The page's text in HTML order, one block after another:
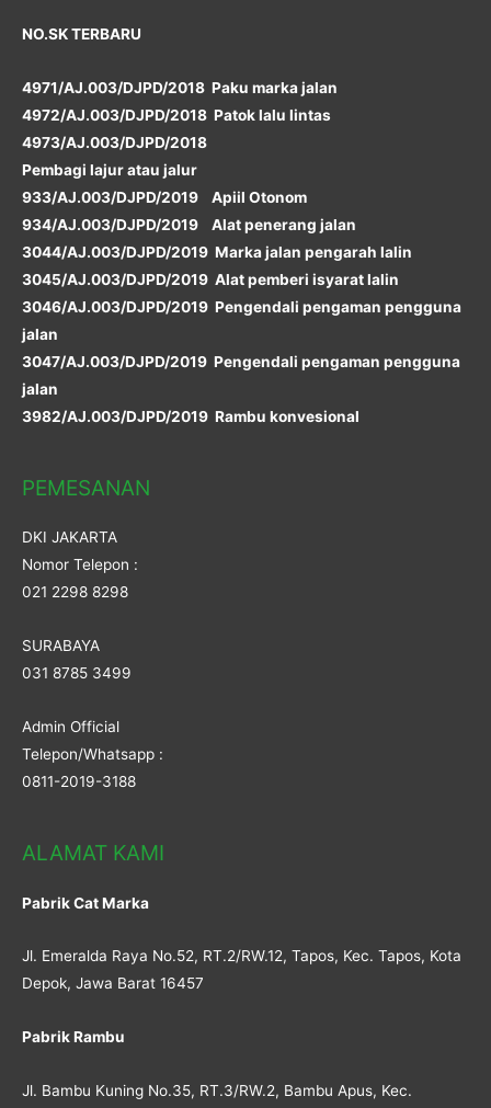
NO.SK TERBARU
4971/AJ.003/DJPD/2018 Paku marka jalan
4972/AJ.003/DJPD/2018 Patok lalu lintas
4973/AJ.003/DJPD/2018
Pembagi lajur atau jalur
933/AJ.003/DJPD/2019 Apiil Otonom
934/AJ.003/DJPD/2019 Alat penerang jalan
3044/AJ.003/DJPD/2019 Marka jalan pengarah lalin
3045/AJ.003/DJPD/2019 Alat pemberi isyarat lalin
3046/AJ.003/DJPD/2019 Pengendali pengaman pengguna
jalan
3047/AJ.003/DJPD/2019 Pengendali pengaman pengguna
jalan
3982/AJ.003/DJPD/2019 Rambu konvesional
PEMESANAN
DKI JAKARTA
Nomor Telepon :
021 2298 8298
SURABAYA
031 8785 3499
Admin Official
Telepon/Whatsapp :
0811-2019-3188
ALAMAT KAMI
Pabrik Cat Marka
Jl. Emeralda Raya No.52, RT.2/RW.12, Tapos, Kec. Tapos, Kota
Depok, Jawa Barat 16457
Pabrik Rambu
Jl. Bambu Kuning No.35, RT.3/RW.2, Bambu Apus, Kec.